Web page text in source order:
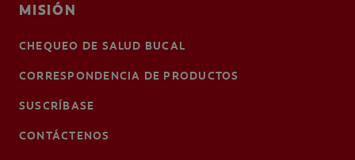
MISIÓN
CHEQUEO DE SALUD BUCAL
CORRESPONDENCIA DE PRODUCTOS
SUSCRÍBASE
CONTÁCTENOS